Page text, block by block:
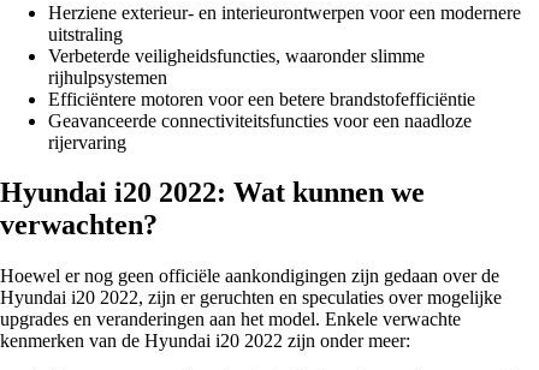
Herziene exterieur- en interieurontwerpen voor een modernere
uitstraling
Verbeterde veiligheidsfuncties, waaronder slimme
rijhulpsystemen
Efficiëntere motoren voor een betere brandstofefficiëntie
Geavanceerde connectiviteitsfuncties voor een naadloze
rijervaring
Hyundai i20 2022: Wat kunnen we
verwachten?
Hoewel er nog geen officiële aankondigingen zijn gedaan over de
Hyundai i20 2022, zijn er geruchten en speculaties over mogelijke
upgrades en veranderingen aan het model. Enkele verwachte
kenmerken van de Hyundai i20 2022 zijn onder meer: